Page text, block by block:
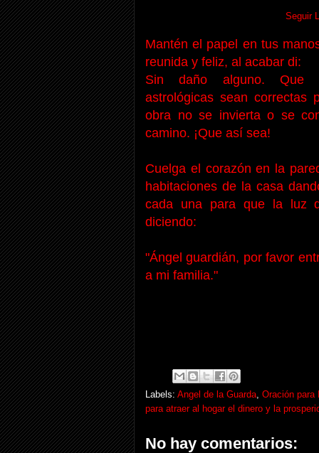
Seguir
Mantén el papel en tus
reunida y feliz, al acabar di:
Sin daño alguno. Que
astrológicas sean correctas
obra no se invierta o se
camino. ¡Que así sea!
Cuelga el corazón en la
habitaciones de la casa
cada una para que la luz
diciendo:
"Ángel guardián, por favor
a mi familia."
Labels: Angel de la Guarda, Oración para
para atraer al hogar el dinero y la
No hay comentarios: